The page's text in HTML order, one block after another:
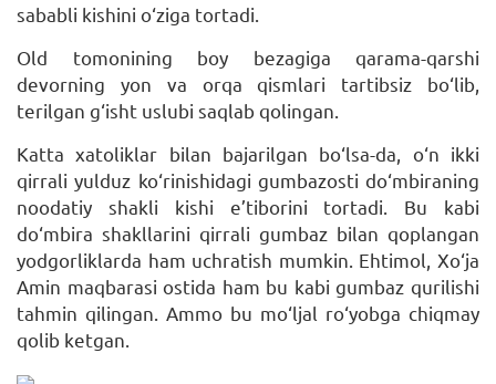
sababli kishini o‘ziga tortadi.
Old tomonining boy bezagiga qarama-qarshi
devorning yon va orqa qismlari tartibsiz bo‘lib,
terilgan g‘isht uslubi saqlab qolingan.
Katta xatoliklar bilan bajarilgan bo‘lsa-da, o‘n ikki
qirrali yulduz ko‘rinishidagi gumbazosti do‘mbiraning
noodatiy shakli kishi e’tiborini tortadi. Bu kabi
do‘mbira shakllarini qirrali gumbaz bilan qoplangan
yodgorliklarda ham uchratish mumkin. Ehtimol, Xo‘ja
Amin maqbarasi ostida ham bu kabi gumbaz qurilishi
tahmin qilingan. Ammo bu mo‘ljal ro‘yobga chiqmay
qolib ketgan.